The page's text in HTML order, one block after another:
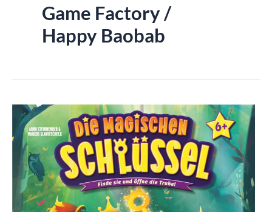
Game Factory /
Happy Baobab